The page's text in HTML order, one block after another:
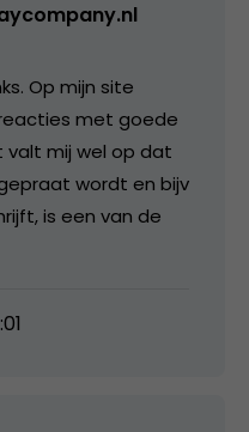
Op mijn site
met goede
valt mij wel op dat
wordt en bijv
is een van de